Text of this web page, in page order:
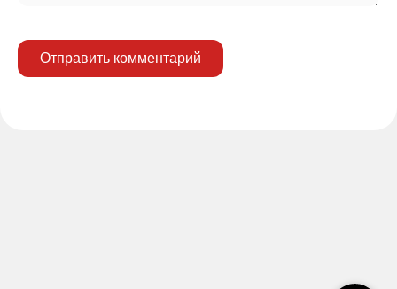
Отправить комментарий